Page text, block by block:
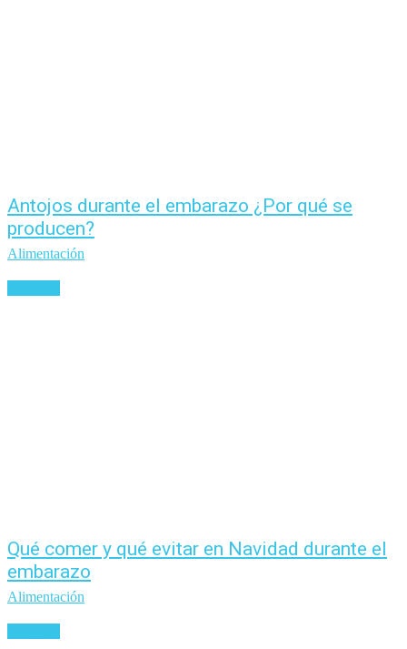
Antojos durante el embarazo ¿Por qué se
producen?
Alimentación
Qué comer y qué evitar en Navidad durante el
embarazo
Alimentación